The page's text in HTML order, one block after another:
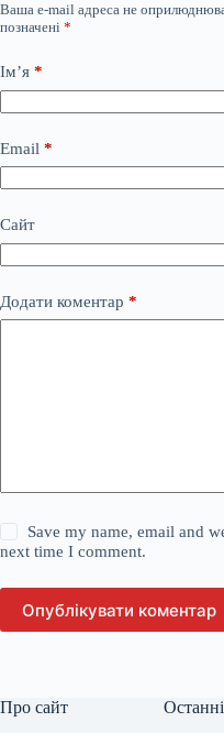
Ваша e-mail адреса не
позначені *
Ім’я *
Email *
Сайт
Додати коментар *
Save my name, email and
next time I comment.
Опублікувати коментар
Про сайт